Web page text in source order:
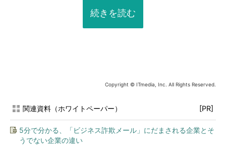
続きを読む
Copyright © ITmedia, Inc. All Rights Reserved.
関連資料（ホワイトペーパー） [PR]
5分で分かる、「ビジネス詐欺メール」にだまされる企業とそ
うでない企業の違い